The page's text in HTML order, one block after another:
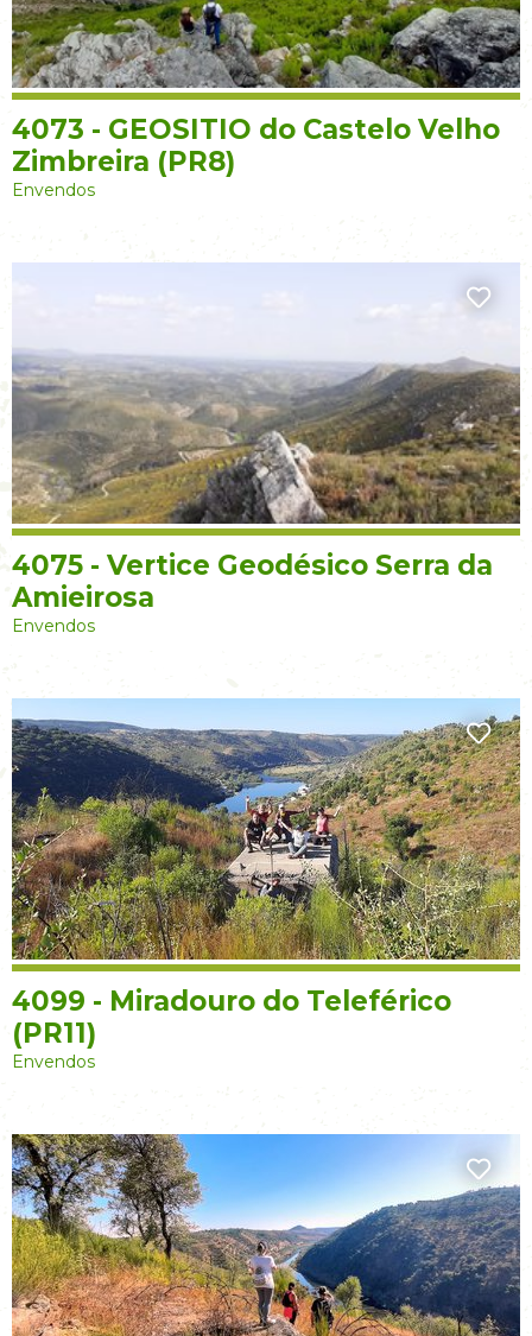
4073 - GEOSITIO do Castelo Velho
Zimbreira (PR8)
Envendos
4075 - Vertice Geodésico Serra da
Amieirosa
Envendos
4099 - Miradouro do Teleférico
(PR11)
Envendos